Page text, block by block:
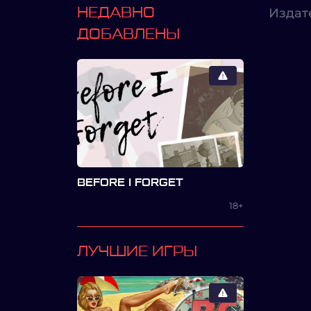
НЕДАВНО
ДОБАВЛЕНЫ
BEFORE I FORGET
18+
ЛУЧШИЕ ИГРЫ